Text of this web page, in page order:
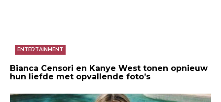
ENTERTAINMENT
Bianca Censori en Kanye West tonen opnieuw
hun liefde met opvallende foto’s